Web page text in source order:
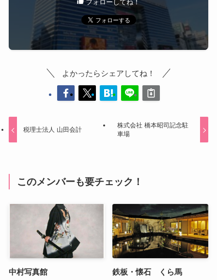
フォローしてね！
よかったらシェアしてね！
税理士法人 山田会計
株式会社 橋本昭司記念駐
車場
このメンバーも要チェック！
中村写真館 鉄板・懐石 くら馬